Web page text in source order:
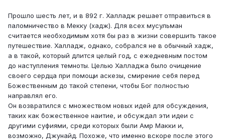
Прошло шесть лет, и в 892 г. Халладж решает отправиться в
паломничество в Мекку (хадж). Для всех мусульман
считается необходимым хотя бы раз в жизни совершить такое
путешествие. Халладж, однако, собрался не в обычный хадж,
а в такой, который длится целый год, с ежедневным постом
до наступления темноты. Целью Халладжа было очищение
своего сердца при помощи аскезы, смирение себя перед
Божественным до такой степени, чтобы Бог полностью
направлял его.
Он возвратился с множеством новых идей для обсуждения,
таких как божественное наитие, и обсуждал эти идеи с
другими суфиями, среди которых были Амр Макки и,
возможно, Джунайд. Похоже, что именно вскоре после этого